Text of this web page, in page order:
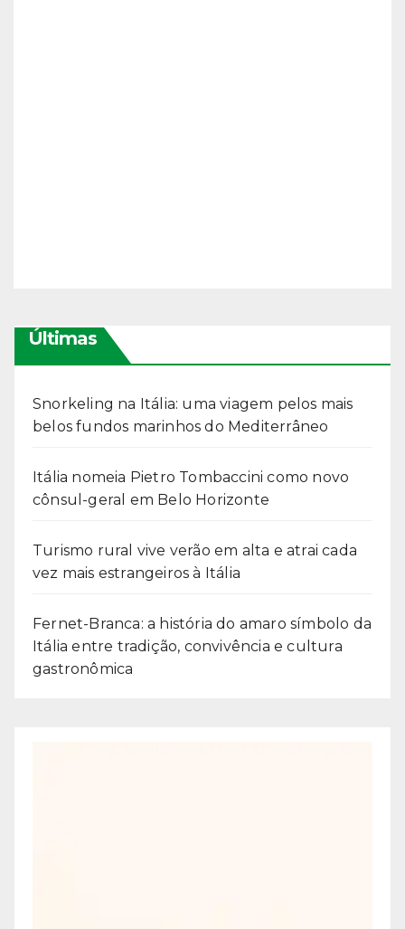
Últimas
Snorkeling na Itália: uma viagem pelos mais
belos fundos marinhos do Mediterrâneo
Itália nomeia Pietro Tombaccini como novo
cônsul-geral em Belo Horizonte
Turismo rural vive verão em alta e atrai cada
vez mais estrangeiros à Itália
Fernet-Branca: a história do amaro símbolo da
Itália entre tradição, convivência e cultura
gastronômica